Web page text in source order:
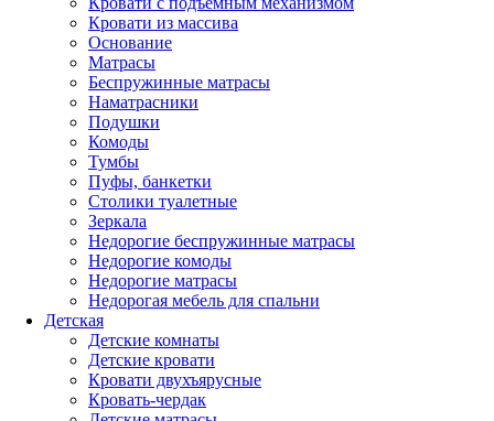
Кровати из массива
Основание
Матрасы
Беспружинные матрасы
Наматрасники
Подушки
Комоды
Тумбы
Пуфы, банкетки
Столики туалетные
Зеркала
Недорогие беспружинные матрасы
Недорогие комоды
Недорогие матрасы
Недорогая мебель для спальни
Детская
Детские комнаты
Детские кровати
Кровати двухъярусные
Кровать-чердак